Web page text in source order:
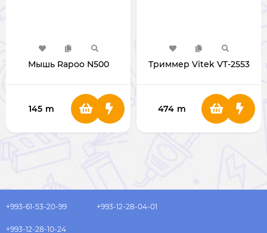
Мышь Rapoo N500
145 m
Триммер Vitek VT-2553
474 m
+993-61-53-20-99 +993-12-28-04-01
+993-12-28-10-24